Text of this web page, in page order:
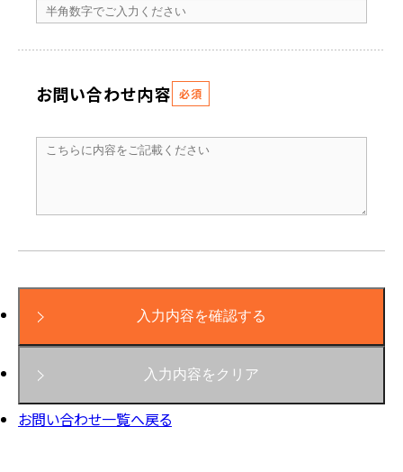
お問い合わせ内容 必須
お問い合わせ一覧へ戻る